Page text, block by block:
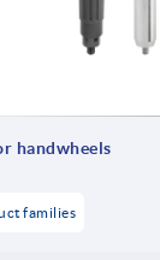
handwheels
families